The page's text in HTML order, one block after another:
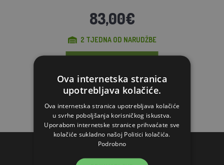
83,00€
2 TJEDNA OD NARUDŽBE
KONTAKTI
Ova internetska stranica
upotrebljava kolačiće.
Ova internetska stranica upotrebljava kolačiće
u svrhe poboljšanja korisničkog iskustva.
Uporabom internetske stranice prihvaćate sve
kolačiće sukladno našoj Politici kolačića.
Podrobno